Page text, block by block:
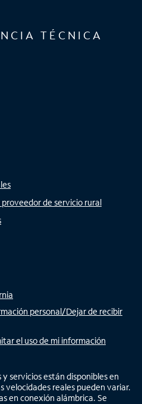
TÉCNICA
de servicio rural
personal/Dejar de recibir
el uso de mi información
servicios están disponibles en
velocidades reales pueden variar.
en conexión alámbrica. Se